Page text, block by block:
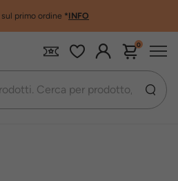
sul primo ordine *INFO
0